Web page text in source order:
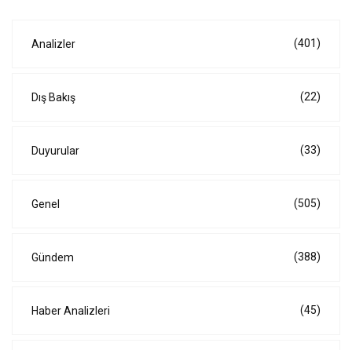
Analizler (401)
Dış Bakış (22)
Duyurular (33)
Genel (505)
Gündem (388)
Haber Analizleri (45)